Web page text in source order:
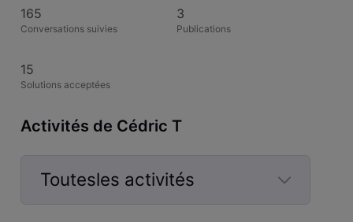
165
Conversations suivies
3
Publications
15
Solutions acceptées
Activités de Cédric T
Toutesles activités